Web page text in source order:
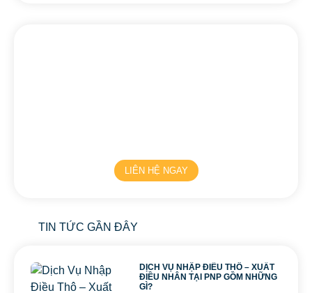
LIÊN HỆ NGAY
TIN TỨC GẦN ĐÂY
DỊCH VỤ NHẬP ĐIỀU THÔ – XUẤT
ĐIỀU NHÂN TẠI PNP GỒM NHỮNG
GÌ?